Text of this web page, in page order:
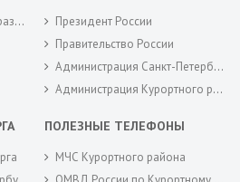
Президент России
Правительство России
Администрация Санкт-Петербурга
Администрация Курортного района Санкт-Петербурга
ПОЛЕЗНЫЕ ТЕЛЕФОНЫ
МЧС Курортного района